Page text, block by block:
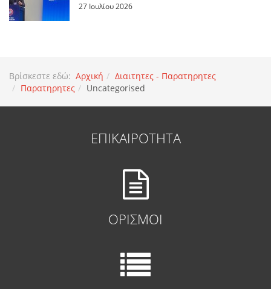
27 Ιουλίου 2026
Βρίσκεστε εδώ: Αρχική
Διαιτητες - Παρατηρητες
Παρατηρητες
Uncategorised
ΕΠΙΚΑΙΡΟΤΗΤΑ
ΟΡΙΣΜΟΙ